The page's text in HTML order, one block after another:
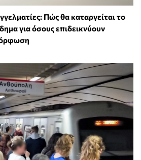
Πώς θα καταργείται το
για όσους επιδεικνύουν